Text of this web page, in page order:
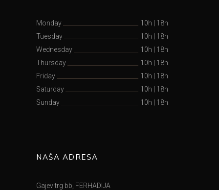
Monday 10h
18h
Tuesday
10h
18h
Wednesday
10h
18h
Thursday
10h
18h
Friday
10h
18h
Saturday
10h
18h
Sunday
10h 18h
NAŠA ADRESA
Gajev trg bb, FERHADIJA